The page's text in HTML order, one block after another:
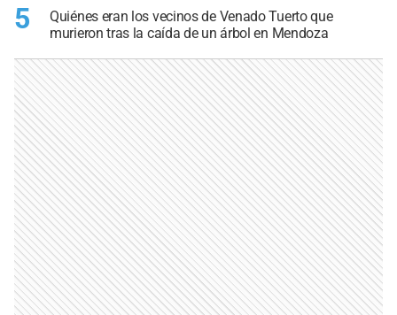
5
Quiénes eran los vecinos de Venado Tuerto que
murieron tras la caída de un árbol en Mendoza